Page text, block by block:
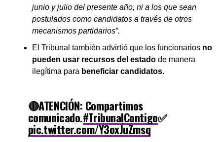
junio y julio del presente año, ni a los que sean
postulados como candidatos a través de otros
mecanismos partidarios”.
El Tribunal también advirtió que los funcionarios no
pueden usar recursos del estado de manera
ilegítima para beneficiar candidatos.
🔴ATENCIÓN: Compartimos
comunicado.#TribunalContigo✅
pic.twitter.com/Y3oxJuZmsq